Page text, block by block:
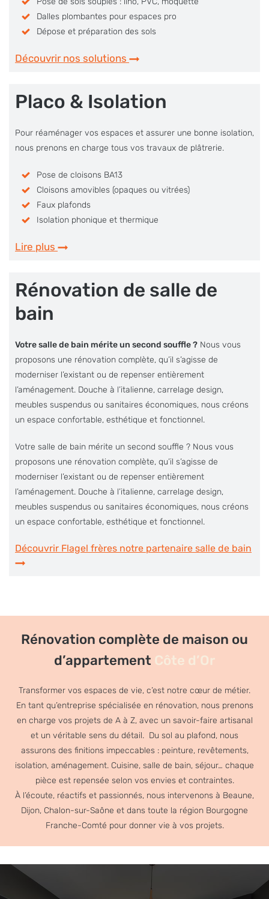
Dalles plombantes pour espaces pro
Dépose et préparation des sols
Découvrir nos solutions
Placo & Isolation
Pour réaménager vos espaces et assurer une bonne isolation,
nous prenons en charge tous vos travaux de plâtrerie.
Pose de cloisons BA13
Cloisons amovibles (opaques ou vitrées)
Faux plafonds
Isolation phonique et thermique
Lire plus
Rénovation de salle de
bain
Votre salle de bain mérite un second souffle ? Nous vous
proposons une rénovation complète, qu’il s’agisse de
moderniser l’existant ou de repenser entièrement
l’aménagement. Douche à l’italienne, carrelage design,
meubles suspendus ou sanitaires économiques, nous créons
un espace confortable, esthétique et fonctionnel.
Votre salle de bain mérite un second souffle ? Nous vous
proposons une rénovation complète, qu’il s’agisse de
moderniser l’existant ou de repenser entièrement
l’aménagement. Douche à l’italienne, carrelage design,
meubles suspendus ou sanitaires économiques, nous créons
un espace confortable, esthétique et fonctionnel.
Découvrir Flagel frères notre partenaire salle de bain
Rénovation complète de maison ou
d’appartement Côte d’Or
Transformer vos espaces de vie, c’est notre cœur de métier.
En tant qu’entreprise spécialisée en rénovation, nous prenons
en charge vos projets de A à Z, avec un savoir-faire artisanal
et un véritable sens du détail. Du sol au plafond, nous
assurons des finitions impeccables : peinture, revêtements,
isolation, aménagement. Cuisine, salle de bain, séjour… chaque
pièce est repensée selon vos envies et contraintes.
À l’écoute, réactifs et passionnés, nous intervenons à Beaune,
Dijon, Chalon-sur-Saône et dans toute la région Bourgogne
Franche-Comté pour donner vie à vos projets.